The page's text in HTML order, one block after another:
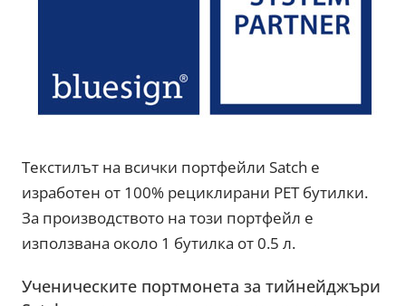
Текстилът на всички портфейли Satch е
изработен от 100% рециклирани PET бутилки.
За производството на този портфейл е
използвана около 1 бутилка от 0.5 л.
Ученическите портмонета за тийнейджъри